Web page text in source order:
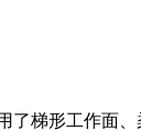
梯形工作面